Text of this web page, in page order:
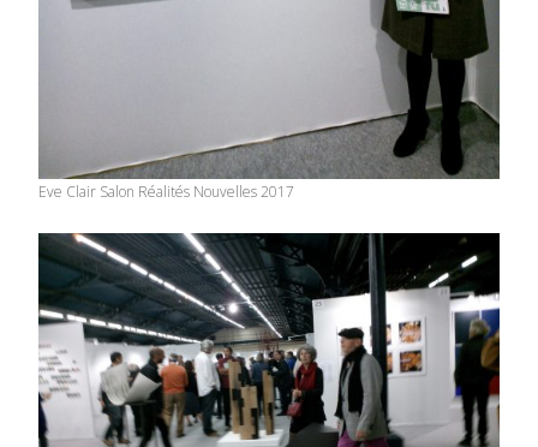
Eve Clair Salon Réalités Nouvelles 2017